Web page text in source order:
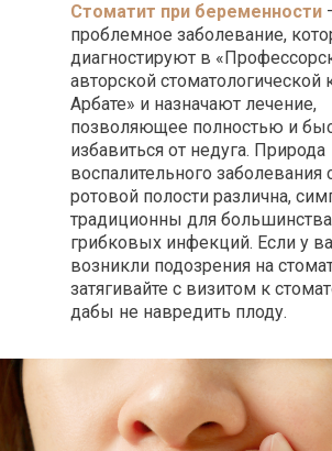
Стоматит при беременности
проблемное заболевание,
диагностируют в
авторской стоматологической
Арбате» и назначают лечение,
позволяющее полностью и
избавиться от недуга. Природа
воспалительного заболевания
ротовой полости различна,
традиционны для большинства
грибковых инфекций. Если у
возникли подозрения на
затягивайте с визитом к
дабы не навредить плоду.